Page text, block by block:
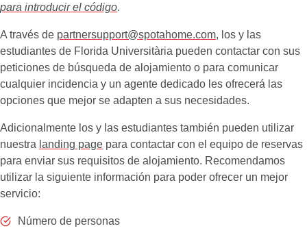
para introducir el código.
A través de partnersupport@spotahome.com, los y las
estudiantes de Florida Universitària pueden contactar con sus
peticiones de búsqueda de alojamiento o para comunicar
cualquier incidencia y un agente dedicado les ofrecerá las
opciones que mejor se adapten a sus necesidades.
Adicionalmente los y las estudiantes también pueden utilizar
nuestra landing page para contactar con el equipo de reservas
para enviar sus requisitos de alojamiento. Recomendamos
utilizar la siguiente información para poder ofrecer un mejor
servicio:
Número de personas